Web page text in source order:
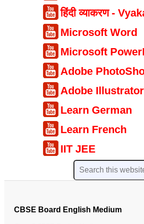
हिंदी व्याकरण -
Microsoft Word
Microsoft
Adobe
Adobe Illustrator
Learn German
Learn French
IIT JEE
CBSE Board English Medium